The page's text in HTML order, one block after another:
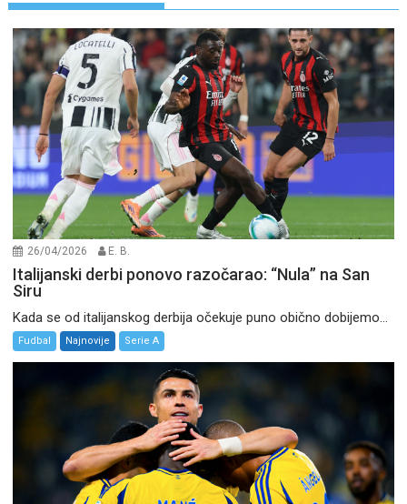
26/04/2026 E. B.
Italijanski derbi ponovo razočarao: “Nula” na San
Siru
Kada se od italijanskog derbija očekuje puno obično dobijemo...
Fudbal Najnovije Serie A